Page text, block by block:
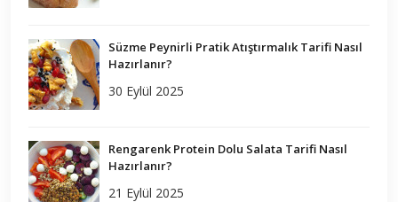
Süzme Peynirli Pratik Atıştırmalık Tarifi Nasıl
Hazırlanır?
30 Eylül 2025
Rengarenk Protein Dolu Salata Tarifi Nasıl
Hazırlanır?
21 Eylül 2025